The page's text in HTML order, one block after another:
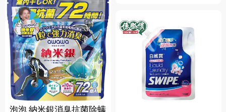
泡泡 納米銀消臭抗菌除螨